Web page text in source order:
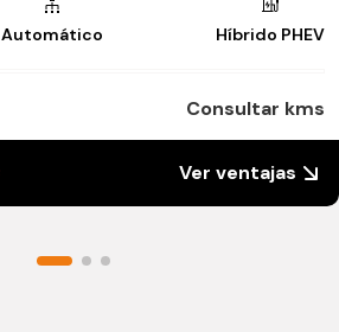
Automático Híbrido PHEV
Consultar kms
Ver ventajas